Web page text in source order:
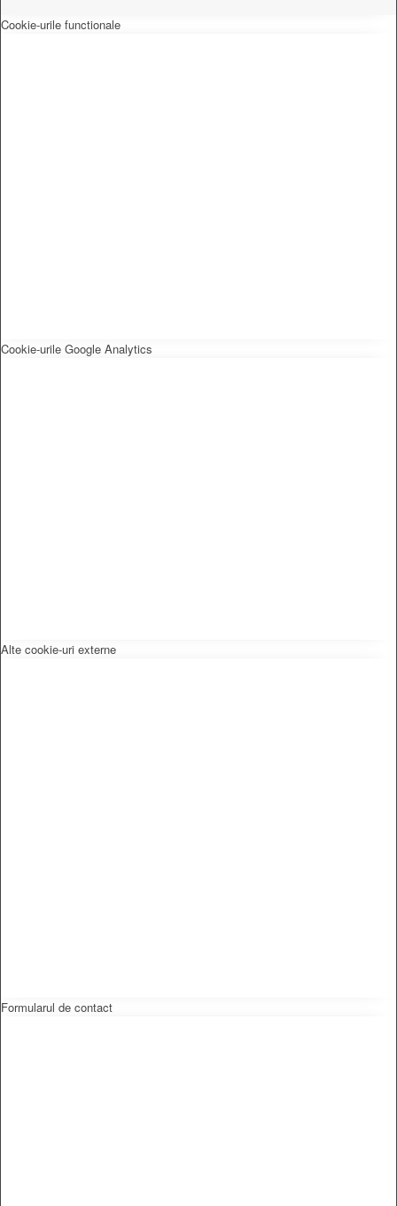
Cookie-urile functionale
Cookie-urile Google Analytics
Alte cookie-uri externe
Formularul de contact